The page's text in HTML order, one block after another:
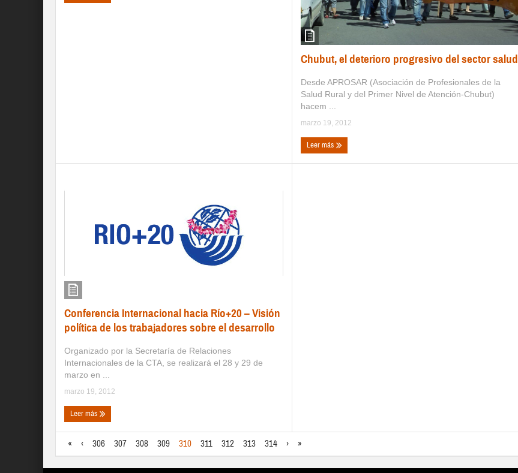
Chubut, el deterioro progresivo del sector salud
Desde APROSAR (Asociación de Profesionales de la
Salud Rural y del Primer Nivel de Atención-Chubut)
hacem ...
marzo 19, 2012
Leer más
Conferencia Internacional hacia Río+20 – Visión
política de los trabajadores sobre el desarrollo
Organizado por la Secretaría de Relaciones
Internacionales de la CTA, se realizará el 28 y 29 de
marzo en ...
marzo 19, 2012
Leer más
« ‹ 306 307 308 309 310 311 312 313 314 › »